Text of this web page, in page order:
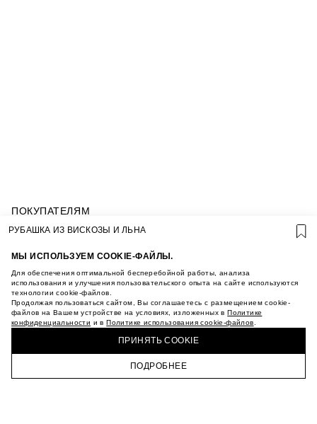
МЫ ИСПОЛЬЗУЕМ COOKIE-ФАЙЛЫ.
Для обеспечения оптимальной бесперебойной работы, анализа
использования и улучшения пользовательского опыта на сайте используются
технологии cookie-файлов.
Продолжая пользоваться сайтом, Вы соглашаетесь с размещением cookie-
файлов на Вашем устройстве на условиях, изложенных вПолитике
конфиденциальности и вПолитике использования cookie-файлов
ПРИНЯТЬ COOKIE
ПОДРОБНЕЕ
ГЛАВНАЯ КАТАЛОГ КОРЗИНА ПРОФИЛЬ
ПОКУПАТЕЛЯМ
УСЛОВИЯ ИСПОЛЬЗОВАНИЯ ПОДАРОЧНЫХ
ПОЛИТИКА КОНФИДЕНЦИАЛЬНОСТИ
УСЛОВИЯ ПОКУПКИ
О НАС
МАГАЗИНЫ
КАРЬЕРА
ТЕЛЕГРАМ
ПОДПИСАТЬСЯ НА НОВОСТИ
РУБАШКА ИЗ ВИСКОЗЫ И ЛЬНА
КУПИТЬ + ПОЛУЧИТЬ В МАГАЗИНЕ MAAG